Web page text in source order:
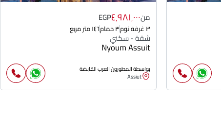
من٤٬٩٨١٬٠٠٠EGP
٣ غرفة نوم ٣ حمام ١٤٦ متر مربع
شقة - سكني
Nyoum Assuit
بواسطة المطورون العرب القابضة
Assiut